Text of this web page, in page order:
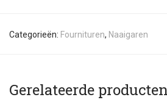
Categorieën: Fournituren, Naaigaren
Gerelateerde producten